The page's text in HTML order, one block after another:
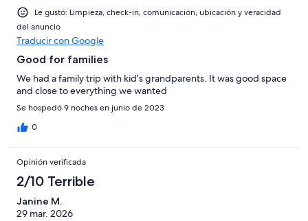
Le gustó: Limpieza, check-in, comunicación, ubicación y veracidad
del anuncio
Traducir con Google
Good for families
We had a family trip with kid’s grandparents. It was good space
and close to everything we wanted
Se hospedó 9 noches en junio de 2023
0
Opinión verificada
2/10 Terrible
Janine M.
29 mar. 2026